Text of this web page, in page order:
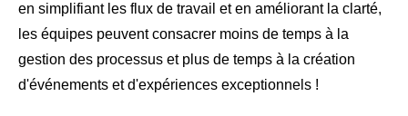
en simplifiant les flux de travail et en améliorant la clarté,
les équipes peuvent consacrer moins de temps à la
gestion des processus et plus de temps à la création
d'événements et d'expériences exceptionnels !